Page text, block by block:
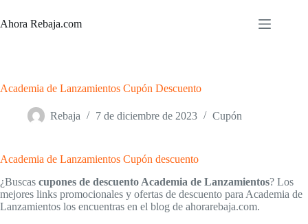
al
contenido
Ahora Rebaja.com
Academia de Lanzamientos Cupón Descuento
Rebaja 7 de diciembre de 2023 Cupón
Academia de Lanzamientos Cupón descuento
¿Buscas cupones de descuento Academia de Lanzamientos? Los
mejores links promocionales y ofertas de descuento para Academia de
Lanzamientos los encuentras en el blog de ahorarebaja.com.